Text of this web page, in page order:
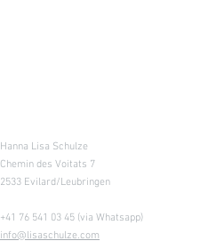
Hanna Lisa Schulze
Chemin des Voitats 7
2533 Evilard/Leubringen
+41 76 541 03 45 (via Whatsapp)
info@lisaschulze.com